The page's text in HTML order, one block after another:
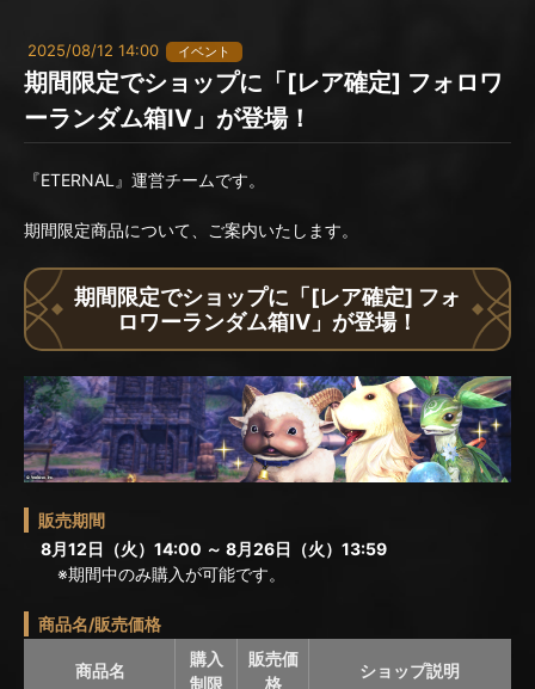
2025/08/12 14:00 イベント
期間限定でショップに「[レア確定] フォロワ
ーランダム箱IV」が登場！
『ETERNAL』運営チームです。
期間限定商品について、ご案内いたします。
期間限定でショップに「[レア確定] フォ
ロワーランダム箱IV」が登場！
販売期間
8月12日（火）14:00 ～ 8月26日（火）13:59
※期間中のみ購入が可能です。
商品名/販売価格
商品名
購入
制限
販売価
格
ショップ説明